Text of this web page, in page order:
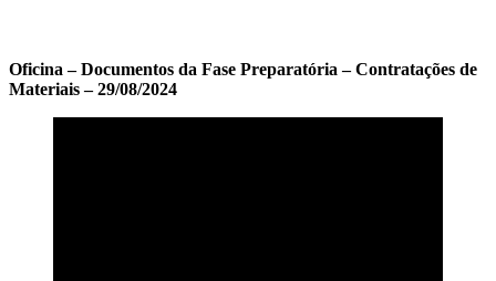
Oficina – Documentos da Fase Preparatória – Contratações de
Materiais – 29/08/2024